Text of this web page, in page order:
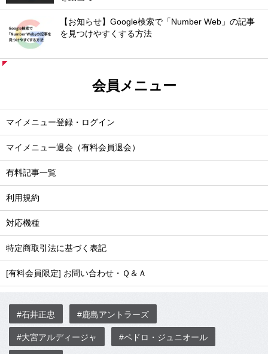
【お知らせ】Google検索で「Number Web」の記事
を見つけやすくする方法
会員メニュー
マイメニュー登録・ログイン
マイメニュー退会（有料会員退会）
有料記事一覧
利用規約
対応機種
特定商取引法に基づく表記
[有料会員限定] お問い合わせ・Ｑ＆Ａ
#石井正忠 #鹿島アントラーズ
#大宮アルディージャ #ペドロ・ジュニオール